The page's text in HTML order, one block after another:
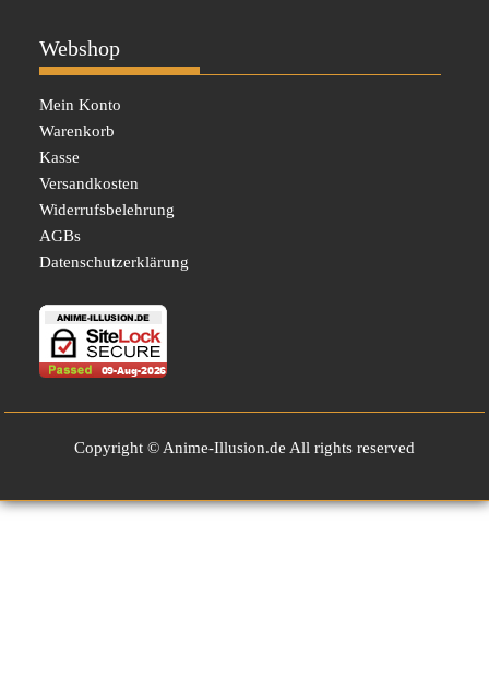
Webshop
Mein Konto
Warenkorb
Kasse
Versandkosten
Widerrufsbelehrung
AGBs
Datenschutzerklärung
Copyright © Anime-Illusion.de All rights reserved